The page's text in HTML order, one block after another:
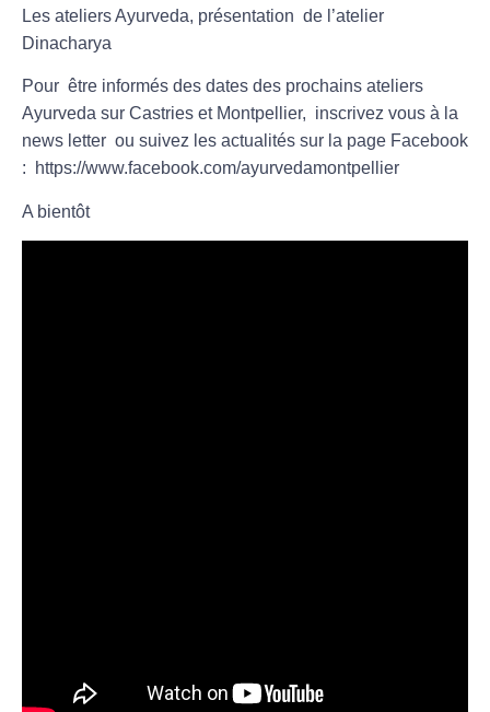
Les ateliers Ayurveda, présentation de l’atelier
Dinacharya
Pour être informés des dates des prochains ateliers
Ayurveda sur Castries et Montpellier, inscrivez vous à la
news letter ou suivez les actualités sur la page Facebook
: https://www.facebook.com/ayurvedamontpellier
A bientôt